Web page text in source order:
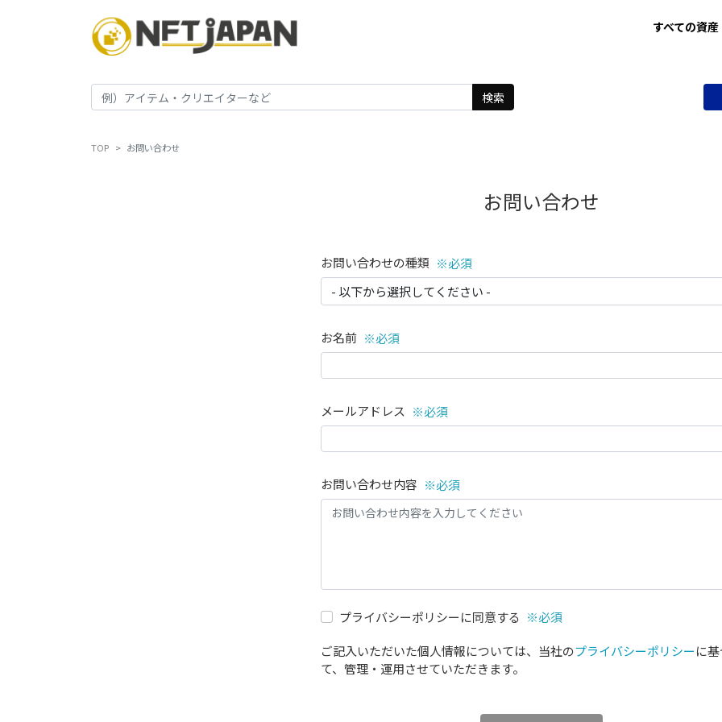
すべての資産
検索
TOP お問い合わせ
お問い合わせ
お問い合わせの種類 ※必須
お名前 ※必須
メールアドレス ※必須
お問い合わせ内容 ※必須
プライバシーポリシーに同意する ※必須
ご記入いただいた個人情報については、当社のプライバシーポリシーに
て、管理・運用させていただきます。